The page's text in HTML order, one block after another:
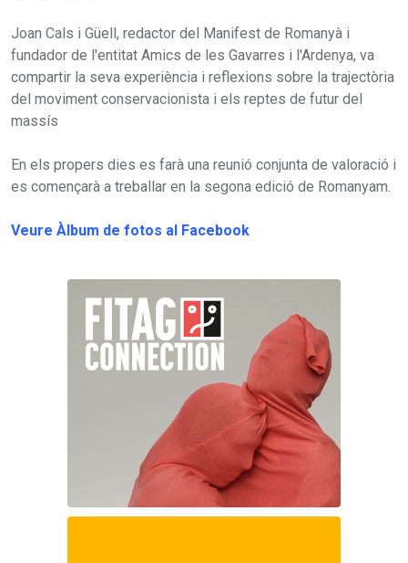
Joan Cals i Güell, redactor del Manifest de Romanyà i
fundador de l'entitat Amics de les Gavarres i l'Ardenya, va
compartir la seva experiència i reflexions sobre la trajectòria
del moviment conservacionista i els reptes de futur del
massís
En els propers dies es farà una reunió conjunta de valoració i
es començarà a treballar en la segona edició de Romanyam.
Veure Àlbum de fotos al Facebook